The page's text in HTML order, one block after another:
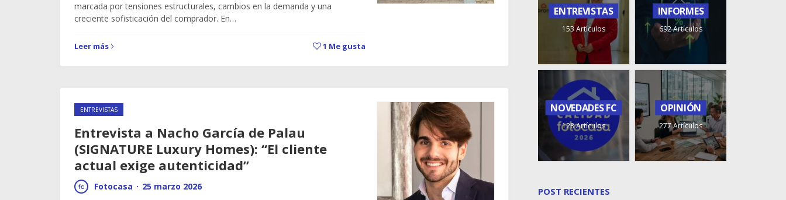
marcada por tensiones estructurales, cambios en la demanda y una
creciente sofisticación del comprador. En…
Leer más 1 Me gusta
ENTREVISTAS
Entrevista a Nacho García de Palau
(SIGNATURE Luxury Homes): “El cliente
actual exige autenticidad”
Fotocasa · 25 marzo 2026
ENTREVISTAS
153 Artículos
INFORMES
692 Artículos
NOVEDADES FC
128 Artículos
OPINIÓN
277 Artículos
POST RECIENTES